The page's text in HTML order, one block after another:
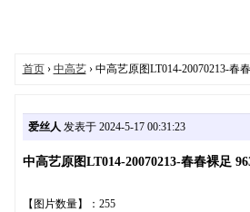
首页› 中高艺› 中高艺原图LT014-20070213-春
爱丝人 发表于 2024-5-17 00:31:23
中高艺原图LT014-20070213-春春裸足
【图片数量】：255